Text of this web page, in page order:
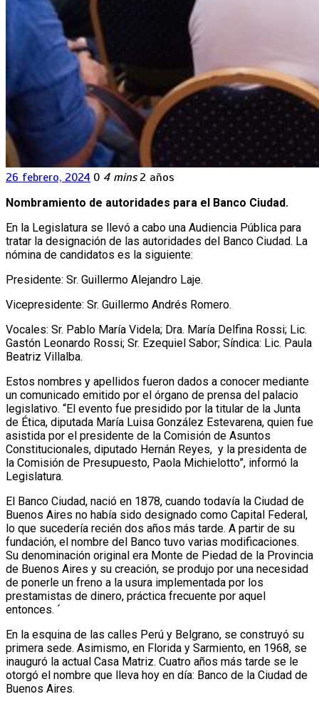
26 febrero, 2024 0 4 mins 2 años
Nombramiento de autoridades para el Banco Ciudad.
En la Legislatura se llevó a cabo una Audiencia Pública para
tratar la designación de las autoridades del Banco Ciudad. La
nómina de candidatos es la siguiente:
Presidente: Sr. Guillermo Alejandro Laje.
Vicepresidente: Sr. Guillermo Andrés Romero.
Vocales: Sr. Pablo María Videla; Dra. María Delfina Rossi; Lic.
Gastón Leonardo Rossi; Sr. Ezequiel Sabor; Síndica: Lic. Paula
Beatriz Villalba.
Estos nombres y apellidos fueron dados a conocer mediante
un comunicado emitido por el órgano de prensa del palacio
legislativo. “El evento fue presidido por la titular de la Junta
de Ética, diputada María Luisa González Estevarena, quien fue
asistida por el presidente de la Comisión de Asuntos
Constitucionales, diputado Hernán Reyes, y la presidenta de
la Comisión de Presupuesto, Paola Michielotto”, informó la
Legislatura.
El Banco Ciudad, nació en 1878, cuando todavía la Ciudad de
Buenos Aires no había sido designado como Capital Federal,
lo que sucedería recién dos años más tarde. A partir de su
fundación, el nombre del Banco tuvo varias modificaciones.
Su denominación original era Monte de Piedad de la Provincia
de Buenos Aires y su creación, se produjo por una necesidad
de ponerle un freno a la usura implementada por los
prestamistas de dinero, práctica frecuente por aquel
entonces. ´
En la esquina de las calles Perú y Belgrano, se construyó su
primera sede. Asimismo, en Florida y Sarmiento, en 1968, se
inauguró la actual Casa Matriz. Cuatro años más tarde se le
otorgó el nombre que lleva hoy en día: Banco de la Ciudad de
Buenos Aires.